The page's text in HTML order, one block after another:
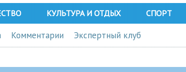
КУЛЬТУРА И ОТДЫХ СПОРТ
Комментарии Экспертный клуб